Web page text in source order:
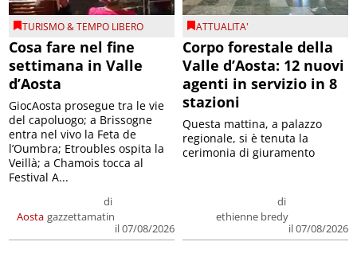
TURISMO & TEMPO LIBERO
Cosa fare nel fine
settimana in Valle
d’Aosta
Aosta
di
gazzettamatin
il 07/08/2026
GiocAosta prosegue tra le vie
del capoluogo; a Brissogne
entra nel vivo la Feta de
l’Oumbra; Etroubles ospita la
Veillà; a Chamois tocca al
Festival A...
ATTUALITA'
Corpo forestale della
Valle d’Aosta: 12 nuovi
agenti in servizio in 8
stazioni
di
ethienne bredy
il 07/08/2026
Questa mattina, a palazzo
regionale, si è tenuta la
cerimonia di giuramento